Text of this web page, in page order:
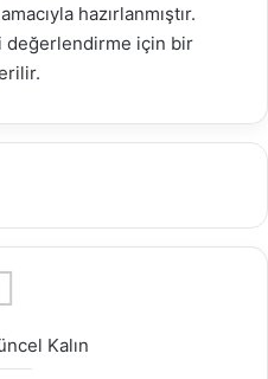
hazırlanmıştır.
değerlendirme için bir
Kalın